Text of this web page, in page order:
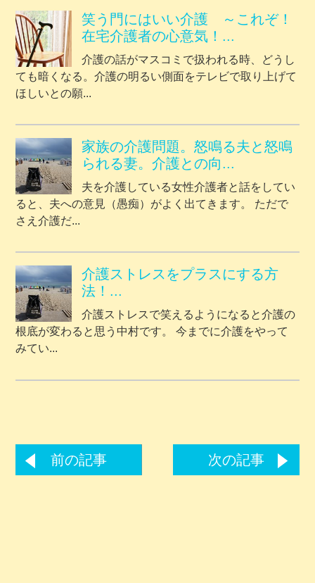
笑う門にはいい介護 ～これぞ！
在宅介護者の心意気！...
介護の話がマスコミで扱われる時、どうし
ても暗くなる。介護の明るい側面をテレビで取り上げて
ほしいとの願...
家族の介護問題。怒鳴る夫と怒鳴
られる妻。介護との向...
夫を介護している女性介護者と話をしてい
ると、夫への意見（愚痴）がよく出てきます。 ただで
さえ介護だ...
介護ストレスをプラスにする方
法！...
介護ストレスで笑えるようになると介護の
根底が変わると思う中村です。 今までに介護をやって
みてい...
前の記事 次の記事